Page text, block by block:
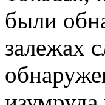
были
залежах